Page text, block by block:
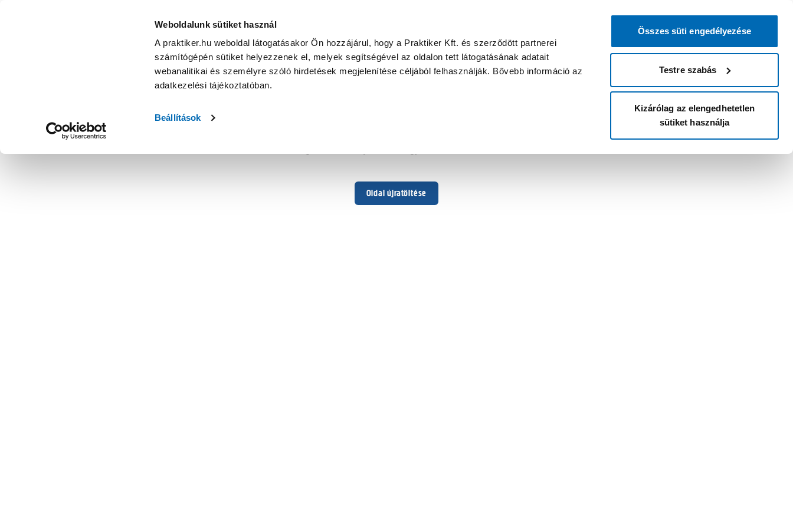
Weboldalunk sütiket használ
A praktiker.hu weboldal látogatásakor Ön hozzájárul, hogy a Praktiker Kft. és szerződött partnerei
számítógépén sütiket helyezzenek el, melyek segítségével az oldalon tett látogatásának adatait
webanalitikai és személyre szóló hirdetések megjelenítése céljából felhasználják. Bővebb információ az
adatkezelési tájékoztatóban.
Beállítások
Összes süti engedélyezése
Testre szabás
Kizárólag az elengedhetetlen
sütiket használja
Oldal újratöltése